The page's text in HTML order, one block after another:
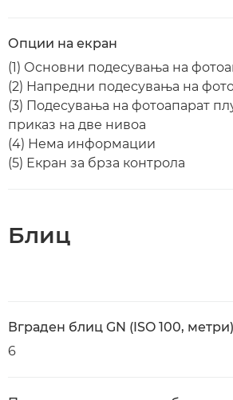
Опции на екран
(1) Основни подесувања на
(2) Напредни подесувања на
(3) Подесувања на фотоапарат
приказ на две нивоа
(4) Нема информации
(5) Екран за брза контрола
Блиц
Вграден блиц GN (ISO 100, метри)
6